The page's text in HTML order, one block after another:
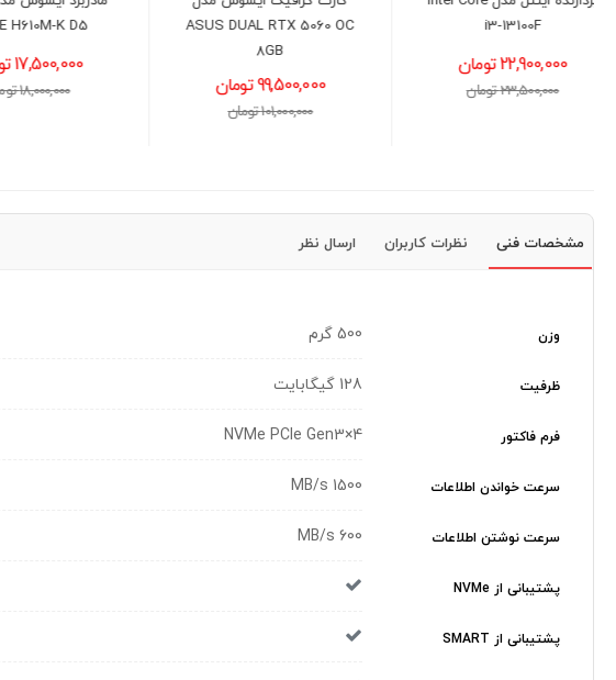
ASUS DUAL RTX 5060 OC
99,500,000 تومان
PRIME H610M-K D5
17,500,000 تومان
18,000,000 تومان
PLUS D4
33,900,000
34,500,000
مشخصات فنی نظرات کاربران ارسال نظر
وزن 500 گرم
ظرفیت 128 گیگابایت
فرم فاکتور NVMe PCIe Gen3×4
سرعت خواندن اطلاعات 1500 MB/s
سرعت نوشتن اطلاعات 600 MB/s
پشتیبانی از NVMe
پشتیبانی از SMART